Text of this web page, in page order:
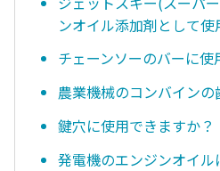
ンオイル添加剤として使
チェーンソーのバーに使
農業機械のコンバイン
鍵穴に使用できますか？
発電機のエンジンオイル